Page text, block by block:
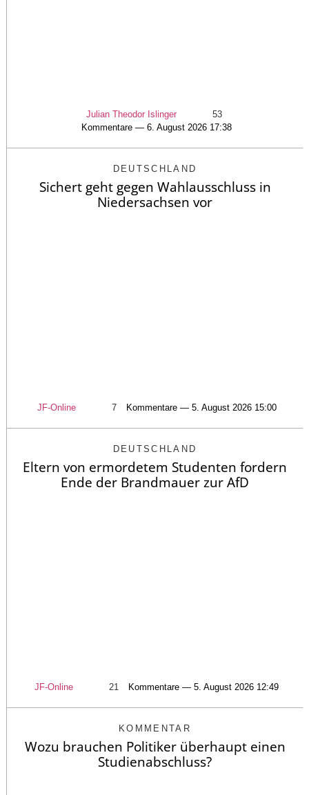
Julian Theodor Islinger
53
Kommentare — 6. August 2026 17:38
DEUTSCHLAND
Sichert geht gegen Wahlausschluss in
Niedersachsen vor
JF-Online 7 Kommentare — 5. August 2026 15:00
DEUTSCHLAND
Eltern von ermordetem Studenten fordern
Ende der Brandmauer zur AfD
JF-Online 21 Kommentare — 5. August 2026 12:49
KOMMENTAR
Wozu brauchen Politiker überhaupt einen
Studienabschluss?